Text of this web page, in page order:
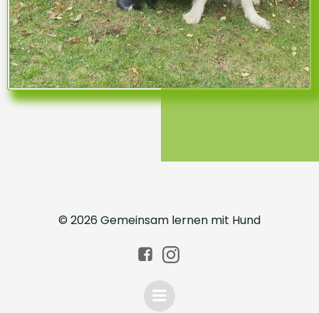
© 2026 Gemeinsam lernen mit Hund